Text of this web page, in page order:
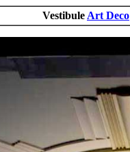
Vestibule Art Deco